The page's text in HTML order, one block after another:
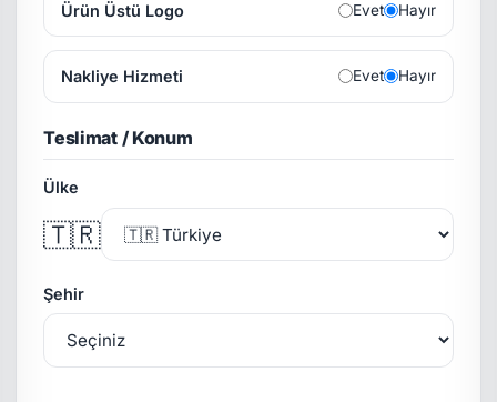
Ürün Üstü Logo Evet Hayır
Nakliye Hizmeti Evet Hayır
Teslimat / Konum
Ülke
🇹🇷
Şehir